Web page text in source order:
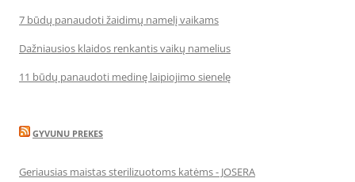
7 būdų panaudoti žaidimų namelį vaikams
Dažniausios klaidos renkantis vaikų namelius
11 būdų panaudoti medinę laipiojimo sienelę
GYVUNU PREKES
Geriausias maistas sterilizuotoms katėms - JOSERA